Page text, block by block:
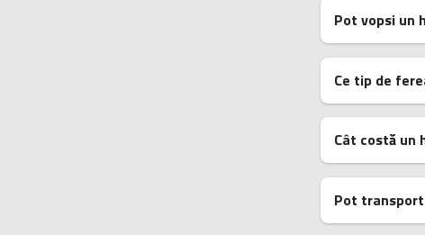
Pot vopsi un
Ce tip de
Cât costă un
Pot